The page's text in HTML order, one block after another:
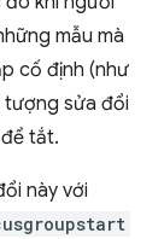
mẫu mà
cố định (như
sửa đổi
tắt.
này với